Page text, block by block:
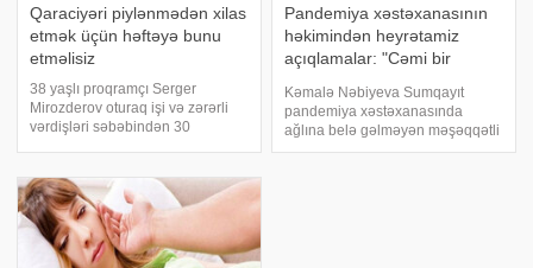
Qaraciyəri piylənmədən xilas
etmək üçün həftəyə bunu
etməlisiz
38 yaşlı proqramçı Serger
Mirozderov oturaq işi və zərərli
vərdişləri səbəbindən 30
qamətli, arıq kişidən 120 kq
çəkidə və qaraciyərində problem
yaranan xəstəy
Pandemiya xəstəxanasının
həkimindən heyrətamiz
açıqlamalar: "Cəmi bir
Kəmalə Nəbiyeva Sumqayıt
pandemiya xəstəxanasında
ağlına belə gəlməyən məşəqqətli
yolda həyatını təhlükəyə atan